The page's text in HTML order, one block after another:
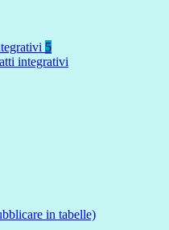
5
integrativi
in tabelle)